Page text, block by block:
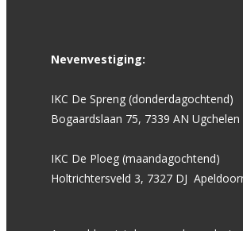
Nevenvestiging:
IKC De Spreng (donderdagochtend)
Bogaardslaan 75, 7339 AN Ugchelen
IKC De Ploeg (maandagochtend)
Holtrichtersveld 3, 7327 DJ